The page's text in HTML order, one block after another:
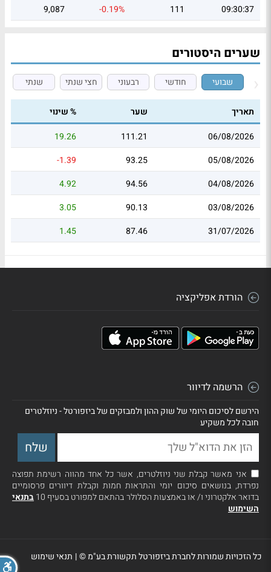
09:30:37
111
-0.19%
9,087
שערים היסטורים
שבועי חודשי רבעוני חצי שנתי שנתי
תאריך שער
% שינוי
06/08/2026
111.21
19.26
05/08/2026
93.25
-1.39
04/08/2026
94.56
4.92
03/08/2026
90.13
3.05
31/07/2026
87.46
1.45
הורדת אפליקציה
הרשמה לדיוור
הירשם לסיכום היומי של שוק ההון ולמבזקים של ביזפורטל - ניוזלטרים
חובה לכל משקיע
אני מאשר קבלת שני ניוזלטרים, אשר כל אחד מהווה רשימת תפוצה
נפרדת, בנושאים סיכום יומי והתראות חמות וקבלת דיוורים פרסומיים
בדואר אלקטרוני ו/ או באמצעות הסלולר בהתאם למפורט בסעיף 10
בתנאי
השימוש
כל הזכויות שמורות לחברת ביזפורטל תקשורת בע"מ ©| תנאי שימוש